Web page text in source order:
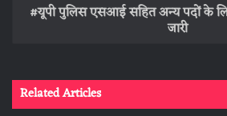
यूपी पुलिस एसआई सहित अन्य पदों के
जारी
Related Articles